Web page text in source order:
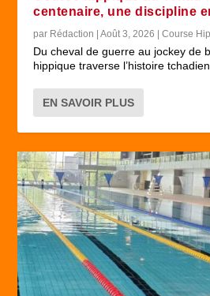
centenaire, une discipline
par Rédaction |Août 3, 2026 |Course
Du cheval de guerre au jockey de
hippique traverse l’histoire
EN SAVOIR PLUS